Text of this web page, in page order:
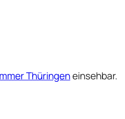
Thüringeneinsehbar.